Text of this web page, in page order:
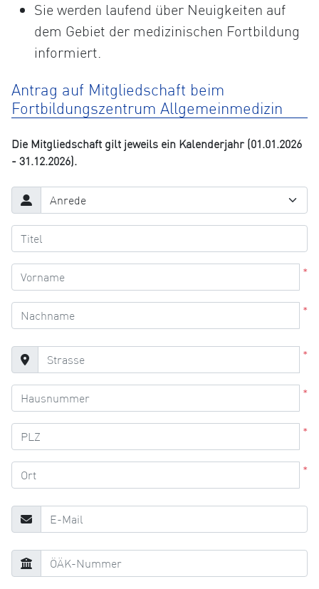
Sie werden laufend über Neuigkeiten auf
dem Gebiet der medizinischen Fortbildung
informiert.
Antrag auf Mitgliedschaft beim
Fortbildungszentrum Allgemeinmedizin
Die Mitgliedschaft gilt jeweils ein Kalenderjahr (01.01.2026
- 31.12.2026).
*
*
*
*
*
*